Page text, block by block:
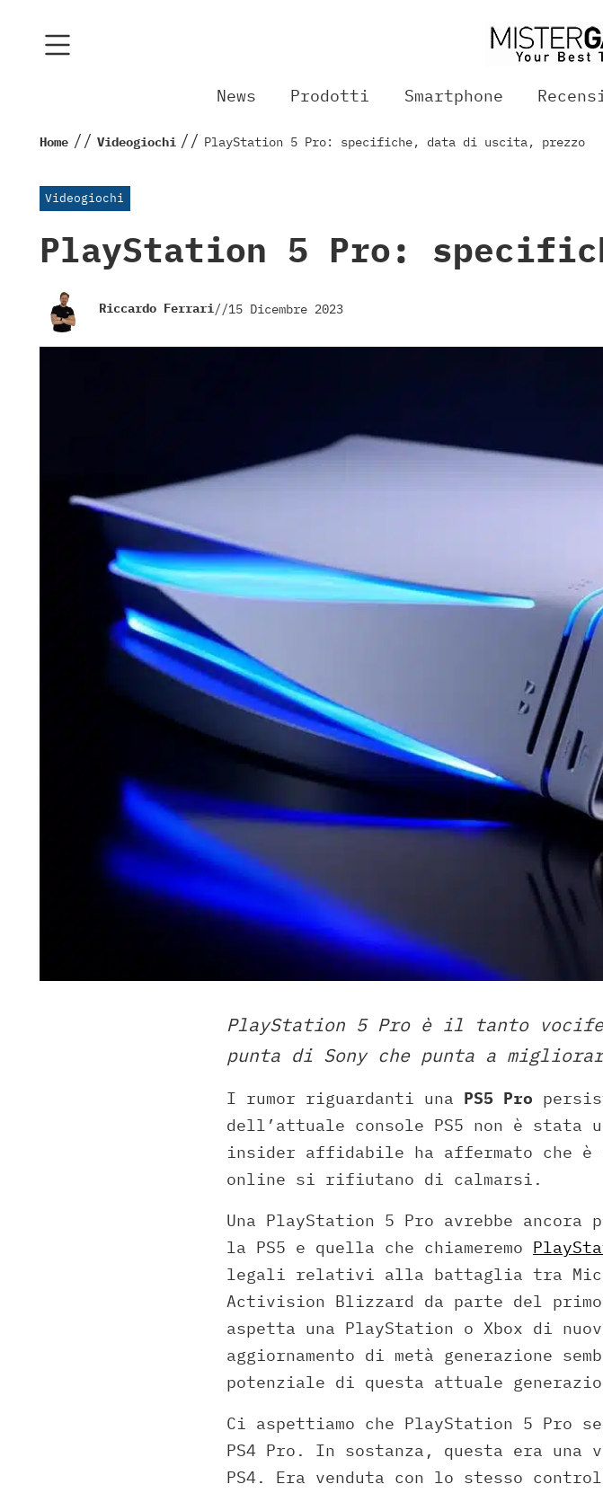
News Prodotti Smartphone
Home // Videogiochi // PlayStation 5 Pro: specifiche, data di uscita, prezzo
Videogiochi
PlayStation 5 Pro:
Riccardo Ferrari//15 Dicembre 2023
PlayStation 5 Pro è il tanto
punta di Sony che punta a
I rumor riguardanti una PS5 Pro
dell’attuale console PS5 non è stata
insider affidabile ha affermato che è
online si rifiutano di calmarsi.
Una PlayStation 5 Pro avrebbe ancora
la PS5 e quella che chiameremo
legali relativi alla battaglia tra
Activision Blizzard da parte del
aspetta una PlayStation o Xbox di
aggiornamento di metà generazione
potenziale di questa attuale
Ci aspettiamo che PlayStation 5 Pro
PS4 Pro. In sostanza, questa era una
PS4. Era venduta con lo stesso